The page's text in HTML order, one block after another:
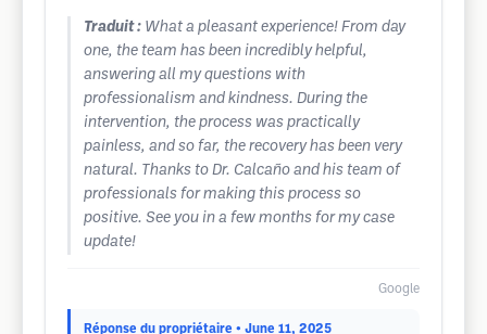
Traduit : What a pleasant experience! From day
one, the team has been incredibly helpful,
answering all my questions with
professionalism and kindness. During the
intervention, the process was practically
painless, and so far, the recovery has been very
natural. Thanks to Dr. Calcaño and his team of
professionals for making this process so
positive. See you in a few months for my case
update!
Google
Réponse du propriétaire • June 11, 2025